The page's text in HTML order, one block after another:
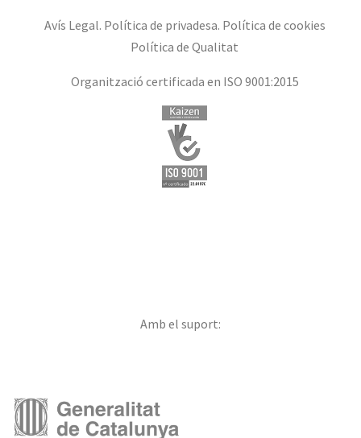
Avís Legal. Política de privadesa. Política de cookies
Política de Qualitat
Organització certificada en ISO 9001:2015
Amb el suport: